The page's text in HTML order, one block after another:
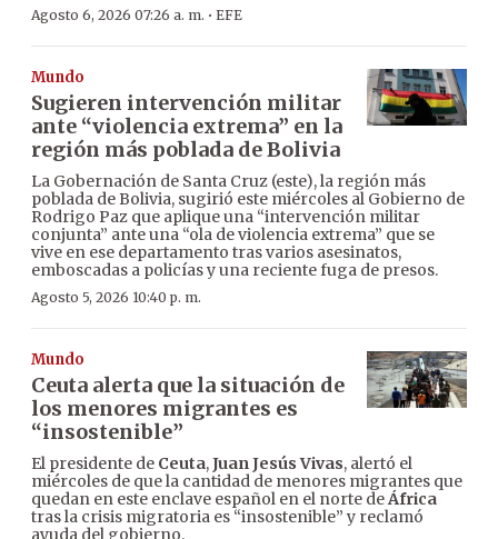
Agosto 6, 2026 07:26 a. m. · EFE
Mundo
Sugieren intervención militar
ante “violencia extrema” en la
región más poblada de Bolivia
La Gobernación de Santa Cruz (este), la región más
poblada de Bolivia, sugirió este miércoles al Gobierno de
Rodrigo Paz que aplique una “intervención militar
conjunta” ante una “ola de violencia extrema” que se
vive en ese departamento tras varios asesinatos,
emboscadas a policías y una reciente fuga de presos.
Agosto 5, 2026 10:40 p. m.
Mundo
Ceuta alerta que la situación de
los menores migrantes es
“insostenible”
El presidente de Ceuta,Juan Jesús Vivas, alertó el
miércoles de que la cantidad de menores migrantes que
quedan en este enclave español en el norte deÁfrica
tras la crisis migratoria es “insostenible” y reclamó
ayuda del gobierno.